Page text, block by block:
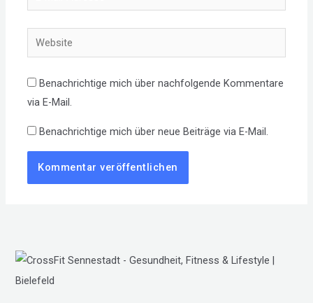
Mail-
Adresse*
Website
Benachrichtige mich über nachfolgende Kommentare
via E-Mail.
Benachrichtige mich über neue Beiträge via E-Mail.